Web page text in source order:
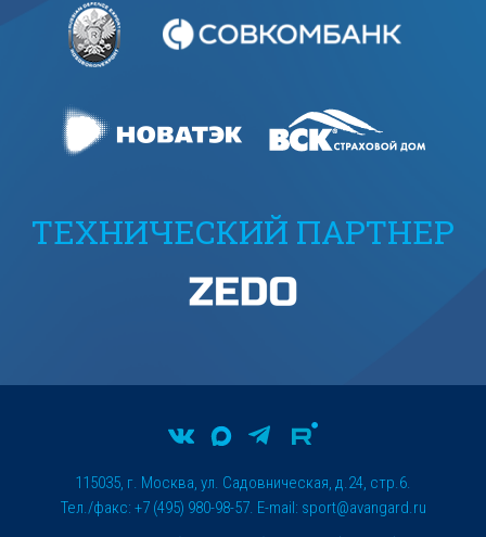
ТЕХНИЧЕСКИЙ ПАРТНЕР
115035, г. Москва, ул. Садовническая, д.24, стр.6.
Тел./факс: +7 (495) 980-98-57. E-mail: sport@avangard.ru